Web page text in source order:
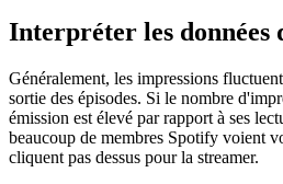
Interpréter les données
Généralement, les impressions
sortie des épisodes. Si le nombre
émission est élevé par rapport à ses
beaucoup de membres Spotify voient
cliquent pas dessus pour la streamer.